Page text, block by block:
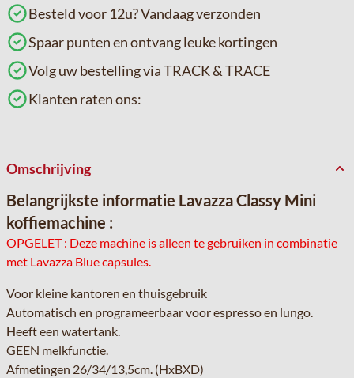
Besteld voor 12u? Vandaag verzonden
Spaar punten en ontvang leuke kortingen
Volg uw bestelling via TRACK & TRACE
Klanten raten ons:
Omschrijving
Belangrijkste informatie Lavazza Classy Mini
koffiemachine :
OPGELET : Deze machine is alleen te gebruiken in combinatie
met Lavazza Blue capsules.
Voor kleine kantoren en thuisgebruik
Automatisch en programeerbaar voor espresso en lungo.
Heeft een watertank.
GEEN melkfunctie.
Afmetingen 26/34/13,5cm. (HxBXD)